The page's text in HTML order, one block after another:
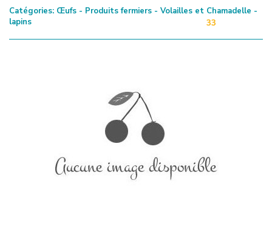
Catégories: Œufs - Produits fermiers - Volailles et
lapins
Chamadelle -
33